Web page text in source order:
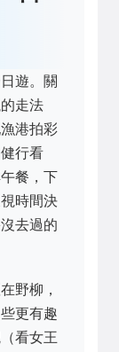
遊。關
走法
港拍彩
行看
餐，下
時間決
去過的
野柳，
更有趣
看女王